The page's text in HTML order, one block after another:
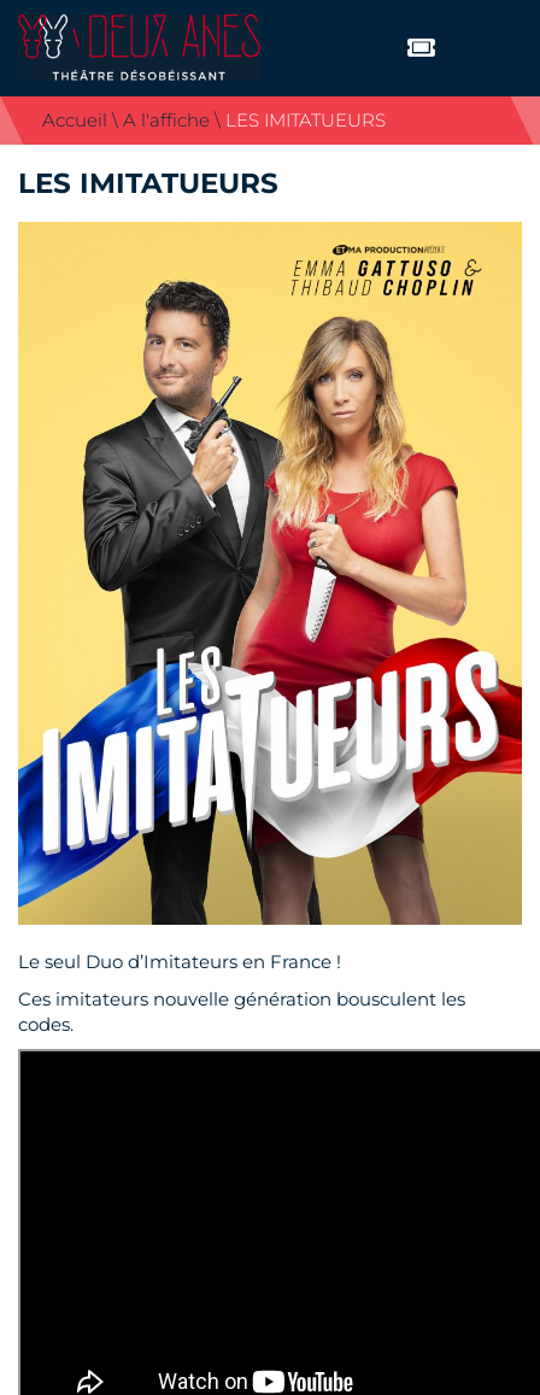
THÉÂTRE
Histoire
Galerie Photos
A L’AFFICHE
ACTUALITÉS
PRODUITS
Les livres des chansonniers
Les DVD
PRATIQUE
EVÉNEMENTIEL
Accueil \ A l'affiche\ LES IMITATUEURS
LES IMITATUEURS
Le seul Duo d’Imitateurs en France !
Ces imitateurs nouvelle génération bousculent les
codes.